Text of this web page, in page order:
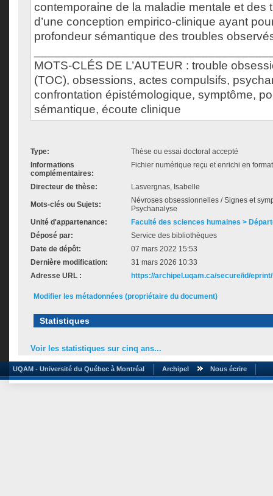
contemporaine de la maladie mentale et des
d’une conception empirico-clinique ayant
profondeur sémantique des troubles
MOTS-CLÉS DE L’AUTEUR : trouble
(TOC), obsessions, actes compulsifs,
confrontation épistémologique, symptôme,
sémantique, écoute clinique
Type:
Thèse ou essai doctoral accepté
Informations
complémentaires:
Fichier numérique reçu et enrichi en
Directeur de thèse: Lasvergnas, Isabelle
Mots-clés ou Sujets:
Névroses obsessionnelles / Signes et
Psychanalyse
Unité d'appartenance:
Faculté des sciences humaines >
Déposé par:
Service des bibliothèques
Date de dépôt:
07 mars 2022 15:53
Dernière modification:
31 mars 2026 10:33
Adresse URL :
https://archipel.uqam.ca/secure/id/
Modifier les métadonnées (propriétaire du document)
Statistiques
Voir les statistiques sur cinq ans...
UQAM - Université du Québec à Montréal Archipel Nous écrire